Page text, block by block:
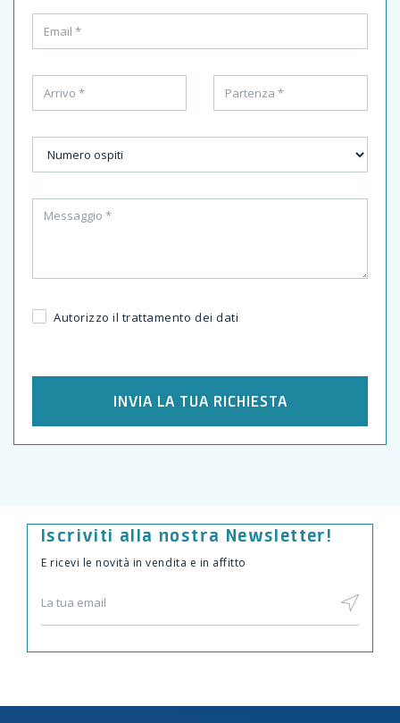
Autorizzo il trattamento dei dati
Iscriviti alla nostra Newsletter!
E ricevi le novità in vendita e in affitto